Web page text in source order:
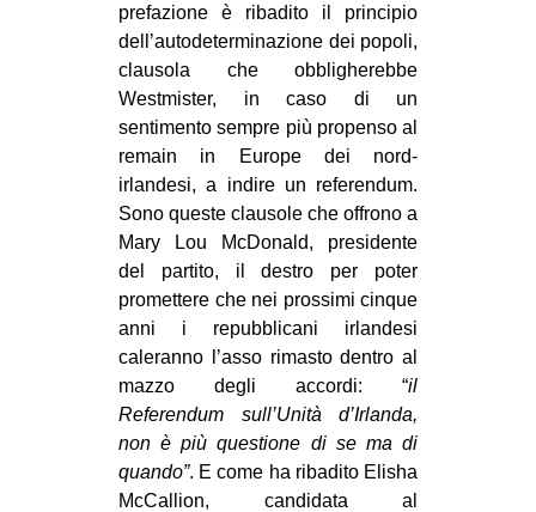
prefazione è ribadito il principio
dell’autodeterminazione dei popoli,
clausola che obbligherebbe
Westmister, in caso di un
sentimento sempre più propenso al
remain in Europe dei nord-
irlandesi, a indire un referendum.
Sono queste clausole che offrono a
Mary Lou McDonald, presidente
del partito, il destro per poter
promettere che nei prossimi cinque
anni i repubblicani irlandesi
caleranno l’asso rimasto dentro al
mazzo degli accordi: “il
Referendum sull’Unità d’Irlanda,
non è più questione di se ma di
quando”. E come ha ribadito Elisha
McCallion, candidata al